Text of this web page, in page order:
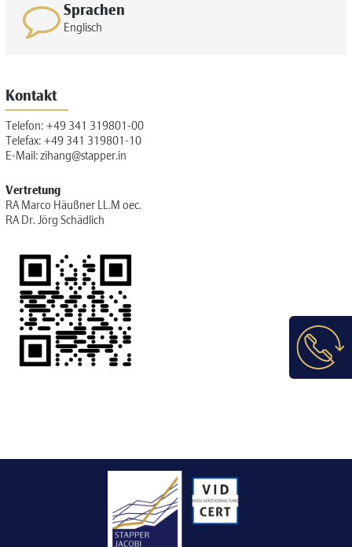
Sprachen
Englisch
Kontakt
Telefon: +49 341 319801-00
Telefax: +49 341 319801-10
E-Mail: zihang@stapper.in
Vertretung
RA Marco Häußner LL.M oec.
RA Dr. Jörg Schädlich